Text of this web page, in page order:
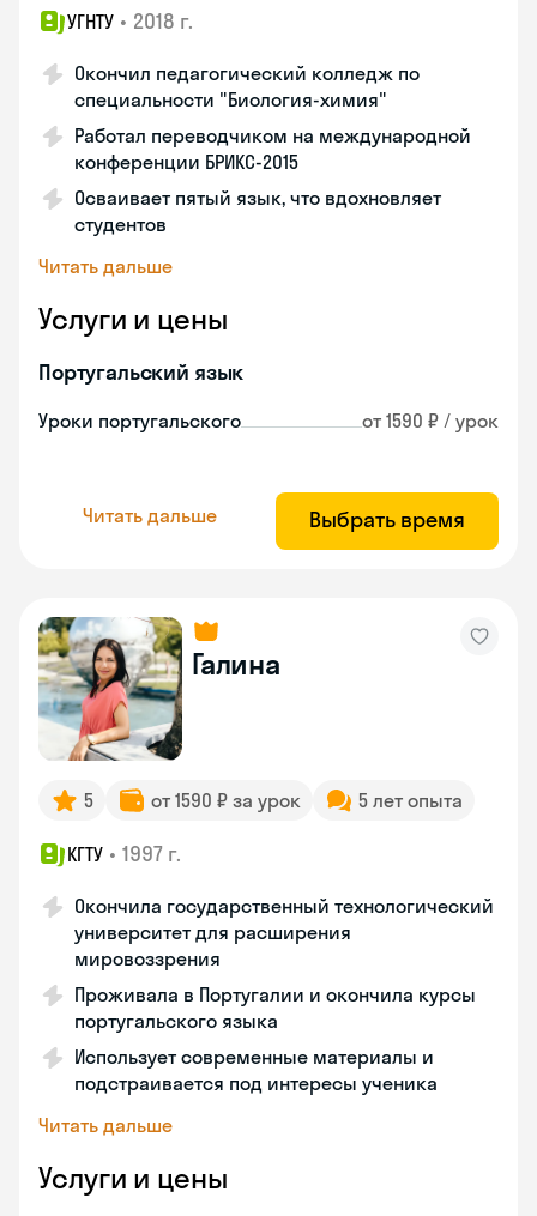
УГНТУ • 2018 г.
Окончил педагогический колледж по
специальности "Биология-химия"
Работал переводчиком на международной
конференции БРИКС-2015
Осваивает пятый язык, что вдохновляет
студентов
Читать дальше
Услуги и цены
Португальский язык
Уроки португальского от 1590 ₽ / урок
Читать дальше Выбрать время
Галина
5 от 1590 ₽ за урок 5 лет опыта
КГТУ • 1997 г.
Окончила государственный технологический
университет для расширения
мировоззрения
Проживала в Португалии и окончила курсы
португальского языка
Использует современные материалы и
подстраивается под интересы ученика
Читать дальше
Услуги и цены